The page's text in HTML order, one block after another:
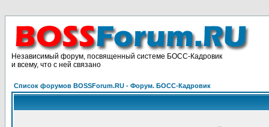
Независимый форум, посвященный системе БОСС-Кадровик
и всему, что с ней связано
Список форумов BOSSForum.RU - Форум. БОСС-Кадровик